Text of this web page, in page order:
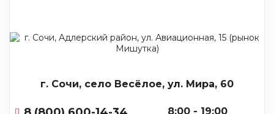
г. Сочи, село Весёлое, ул. Мира, 60
8:00 - 19:00